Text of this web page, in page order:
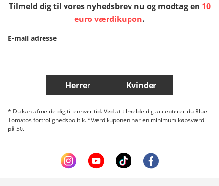
Slovenija
Belgique (Français) Danmark Norge
Flere lande
Tilmeld dig til vores nyhedsbrev nu og modtag en 10
euro værdikupon.
E-mail adresse
Herrer Kvinder
* Du kan afmelde dig til enhver tid. Ved at tilmelde dig accepterer du Blue
Tomatos fortrolighedspolitik. *Værdikuponen har en minimum købsværdi
på 50.